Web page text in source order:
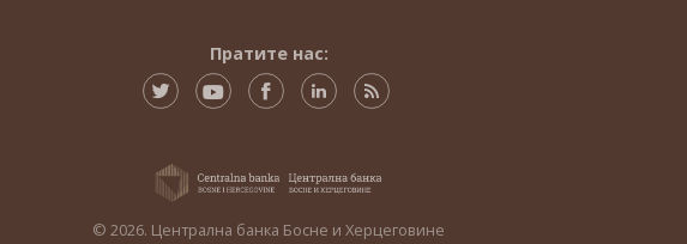
Пратите нас:
© 2026. Централна банка Босне и Херцеговине